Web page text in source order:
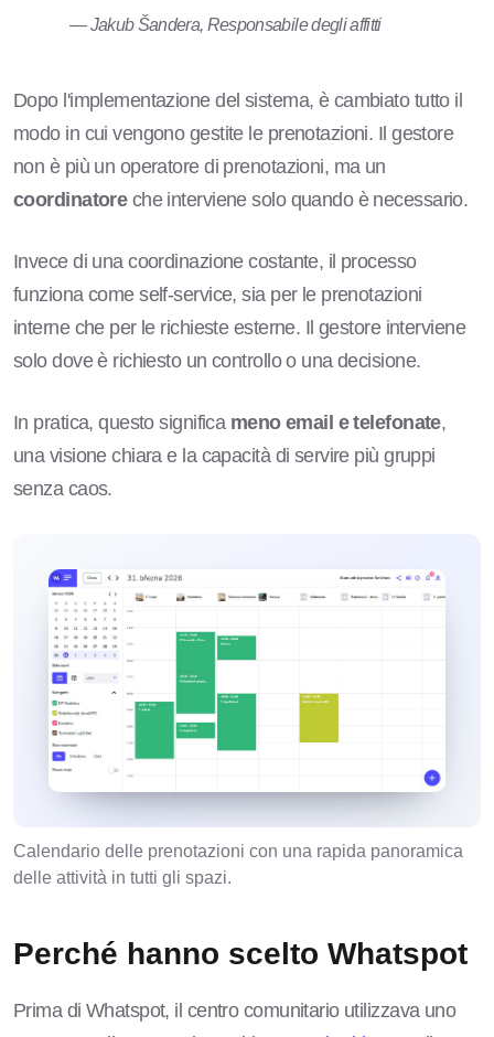
— Jakub Šandera, Responsabile degli affitti
Dopo l'implementazione del sistema, è cambiato tutto il
modo in cui vengono gestite le prenotazioni. Il gestore
non è più un operatore di prenotazioni, ma un
coordinatoreche interviene solo quando è necessario.
Invece di una coordinazione costante, il processo
funziona come self-service, sia per le prenotazioni
interne che per le richieste esterne. Il gestore interviene
solo dove è richiesto un controllo o una decisione.
In pratica, questo significa meno email e telefonate,
una visione chiara e la capacità di servire più gruppi
senza caos.
Calendario delle prenotazioni con una rapida panoramica
delle attività in tutti gli spazi.
Perché hanno scelto Whatspot
Prima di Whatspot, il centro comunitario utilizzava uno